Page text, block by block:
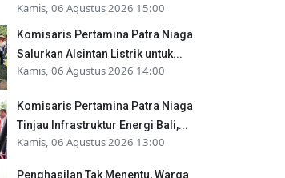
Kamis, 06 Agustus 2026 15:00
Komisaris Pertamina Patra Niaga
Salurkan Alsintan Listrik untuk...
Kamis, 06 Agustus 2026 14:00
Komisaris Pertamina Patra Niaga
Tinjau Infrastruktur Energi Bali,...
Kamis, 06 Agustus 2026 13:00
Penghasilan Tak Menentu, Warga